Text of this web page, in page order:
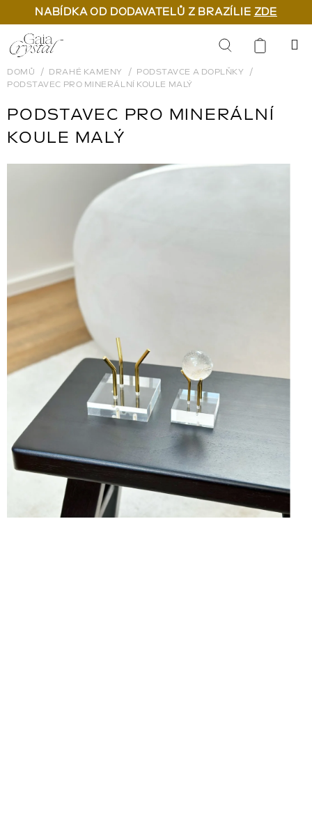
NABÍDKA OD DODAVATELŮ Z BRAZÍLIE ZDE
Přejít
na
obsah
Hledat
DOMŮ DRAHÉ KAMENY
PODSTAVCE A DOPLŇKY
PODSTAVEC PRO MINERÁLNÍ KOULE MALÝ
PODSTAVEC PRO MINERÁLNÍ
KOULE MALÝ